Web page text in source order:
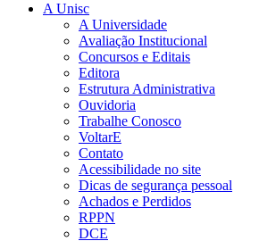
A Unisc
A Universidade
Avaliação Institucional
Concursos e Editais
Editora
Estrutura Administrativa
Ouvidoria
Trabalhe Conosco
VoltarE
Contato
Acessibilidade no site
Dicas de segurança pessoal
Achados e Perdidos
RPPN
DCE